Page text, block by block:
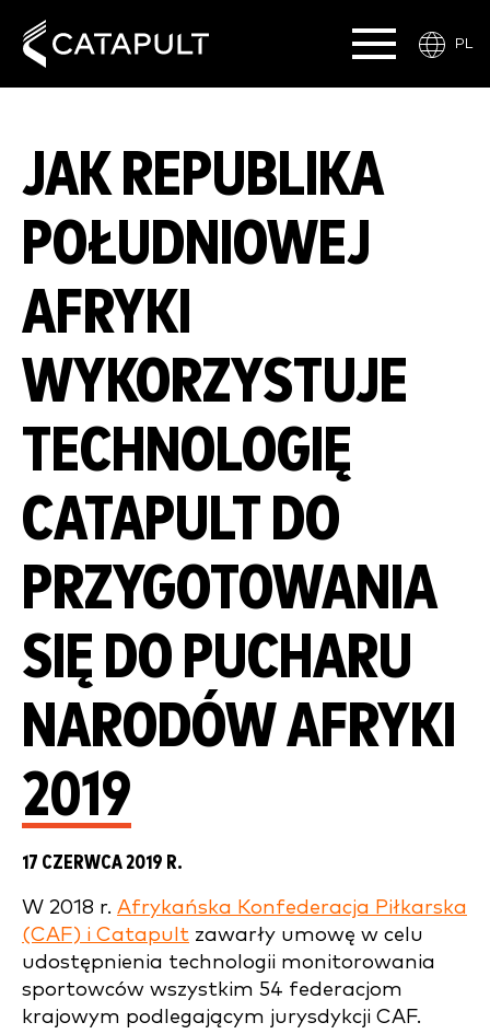
PL
JAK REPUBLIKA
POŁUDNIOWEJ
AFRYKI
WYKORZYSTUJE
TECHNOLOGIĘ
CATAPULT DO
PRZYGOTOWANIA
SIĘ DO PUCHARU
NARODÓW AFRYKI
2019
17 CZERWCA 2019 R.
W 2018 r. Afrykańska Konfederacja Piłkarska
(CAF) i Catapult zawarły umowę w celu
udostępnienia technologii monitorowania
sportowców wszystkim 54 federacjom
krajowym podlegającym jurysdykcji CAF.